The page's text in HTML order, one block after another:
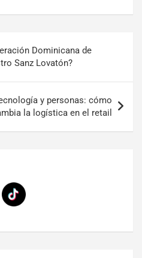
Dominicana de
Sanz Lovatón?
y personas: cómo
la logística en el retail